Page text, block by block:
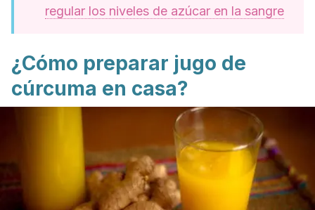
regular los niveles de azúcar en la sangre
¿Cómo preparar jugo de
cúrcuma en casa?